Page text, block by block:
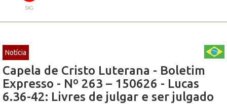
SIG
Notícia
Capela de Cristo Luterana - Boletim
Expresso - Nº 263 – 150626 - Lucas
6.36-42: Livres de julgar e ser julgado